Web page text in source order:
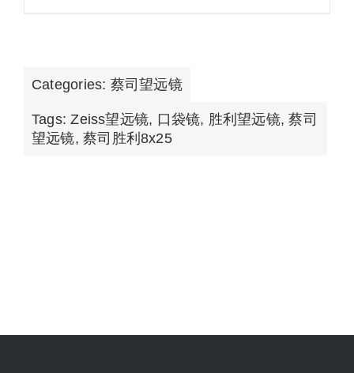
Categories: 蔡司望远镜
Tags:Zeiss望远镜, 口袋镜, 胜利望远镜,蔡司
望远镜,蔡司胜利8x25